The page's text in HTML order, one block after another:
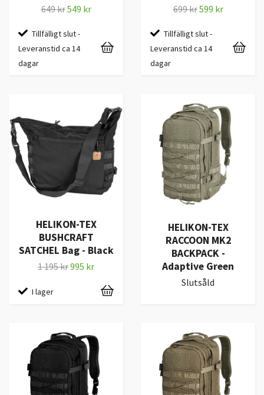
649 kr549 kr
Tillfälligt slut -
Leveranstid ca 14
dagar
699 kr599 kr
Tillfälligt slut -
Leveranstid ca 14
dagar
HELIKON-TEX
BUSHCRAFT
SATCHEL Bag - Black
1 195 kr995 kr
I lager
HELIKON-TEX
RACCOON MK2
BACKPACK -
Adaptive Green
Slutsåld